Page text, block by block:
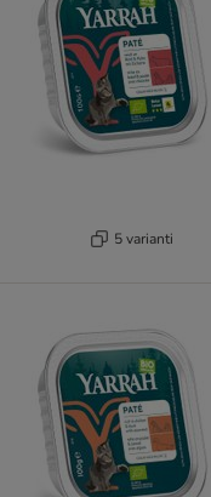
5 varianti